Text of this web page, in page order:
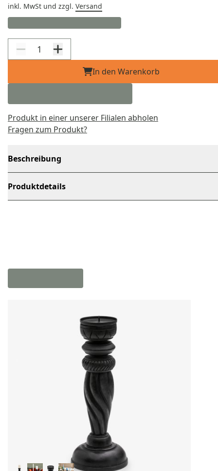
inkl. MwSt und zzgl. Versand
In den Warenkorb
Produkt in einer unserer Filialen abholen
Fragen zum Produkt?
Beschreibung
Produktdetails